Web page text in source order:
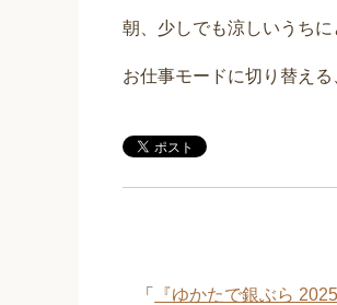
朝、少しでも涼しいうち
お仕事モードに切り替え
「 『ゆかたで銀ぶら